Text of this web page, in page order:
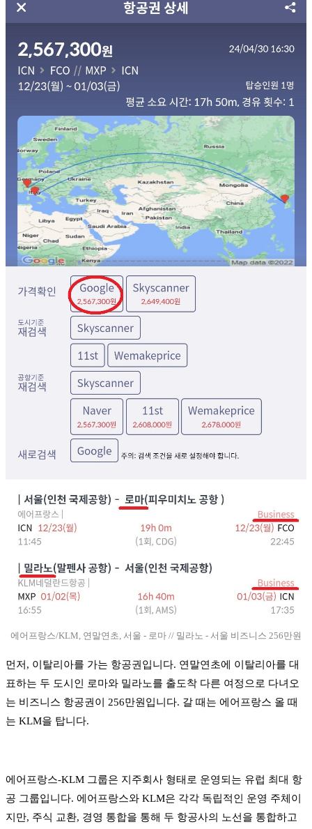
에어프랑스/KLM, 연말연초, 서울 - 로마 // 밀라노 - 서울 비즈니스 256만원
먼저, 이탈리아를 가는 항공권입니다. 연말연초에 이탈리아를 대
표하는 두 도시인 로마와 밀라노를 출도착 다른 여정으로 다녀오
는 비즈니스 항공권이 256만원입니다. 갈 때는 에어프랑스 올 때
는 KLM을 탑니다.
에어프랑스-KLM 그룹은 지주회사 형태로 운영되는 유럽 최대 항
공 그룹입니다. 에어프랑스와 KLM은 각각 독립적인 운영 주체이
지만, 주식 교환, 경영 통합을 통해 두 항공사의 노선을 통합하고